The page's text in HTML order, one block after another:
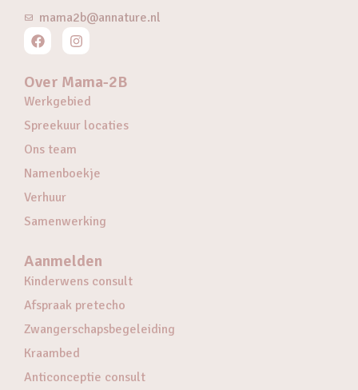
mama2b@annature.nl
Over Mama-2B
Werkgebied
Spreekuur locaties
Ons team
Namenboekje
Verhuur
Samenwerking
Aanmelden
Kinderwens consult
Afspraak pretecho
Zwangerschapsbegeleiding
Kraambed
Anticonceptie consult